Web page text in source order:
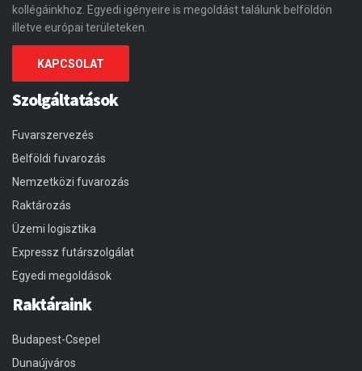
kollégáinkhoz. Egyedi igényeire is megoldást találunk belföldön
illetve európai területeken.
KAPCSOLAT
Szolgáltatások
Fuvarszervezés
Belföldi fuvarozás
Nemzetközi fuvarozás
Raktározás
Üzemi logisztika
Expressz futárszolgálat
Egyedi megoldások
Raktáraink
Budapest-Csepel
Dunaújváros